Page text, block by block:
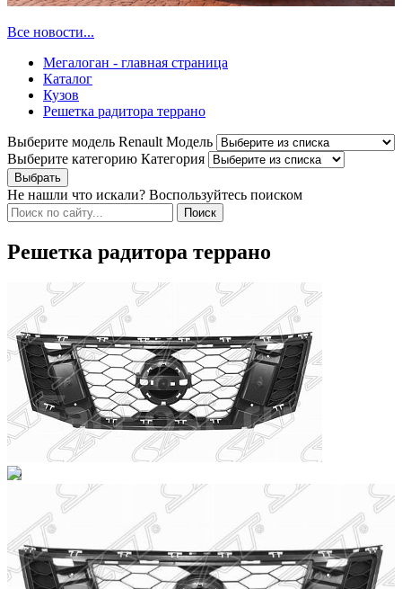
Все новости...
Мегалоган - главная страница
Каталог
Кузов
Решетка радитора террано
Выберите модель Renault Модель
Выберите категорию Категория
Не нашли что искали? Воспользуйтесь поиском
Решетка радитора террано